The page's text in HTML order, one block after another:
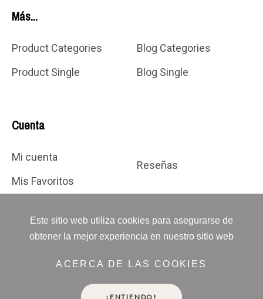
Más...
Product Categories
Product Single
Blog Categories
Blog Single
Cuenta
Mi cuenta
Mis Favoritos
Reseñas
Alesta Beauty 2025
Este sitio web utiliza cookies para asegurarse de
obtener la mejor experiencia en nuestro sitio web
ACERCA DE LAS COOKIES
¡ENTIENDO!